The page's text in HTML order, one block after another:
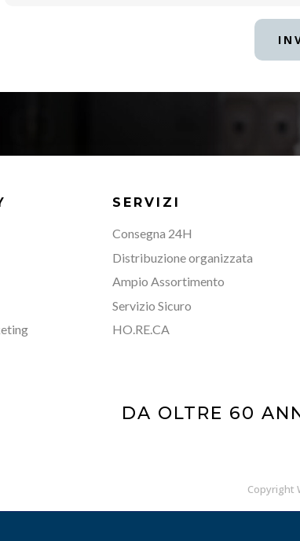
SERVIZI
Consegna 24H
Distribuzione organizzata
Ampio Assortimento
Servizio Sicuro
HO.RE.CA
DA OLTRE 60
Copyright